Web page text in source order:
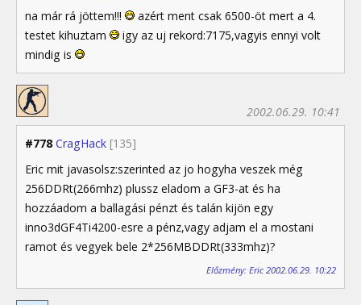
na már rá jöttem!!!
azért ment csak 6500-öt mert a 4.
testet kihuztam
igy az uj rekord:7175,vagyis ennyi volt
mindig is
#778 CragHack [135]
2002.06.29. 10:41
Eric mit javasolsz:szerinted az jo hogyha veszek még
256DDRt(266mhz) plussz eladom a GF3-at és ha
hozzáadom a ballagási pénzt és talán kijön egy
inno3dGF4Ti4200-esre a pénz,vagy adjam el a mostani
ramot és vegyek bele 2*256MBDDRt(333mhz)?
Előzmény: Eric 2002.06.29. 10:22